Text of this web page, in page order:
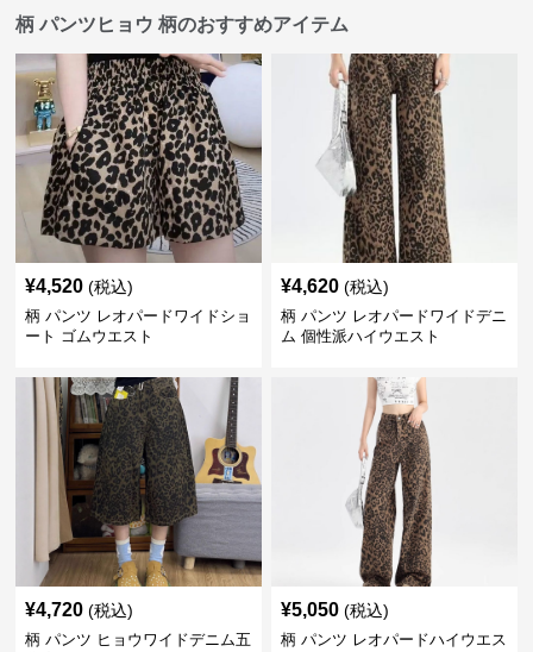
柄 パンツヒョウ 柄のおすすめアイテム
¥4,520 (税込)
柄 パンツ レオパードワイドショ
ート ゴムウエスト
¥4,620 (税込)
柄 パンツ レオパードワイドデニ
ム 個性派ハイウエスト
¥4,720 (税込)
柄 パンツ ヒョウワイドデニム五
¥5,050 (税込)
柄 パンツ レオパードハイウエス